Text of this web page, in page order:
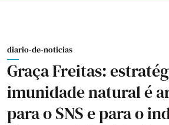
diario-de-noticias
Graça Freitas:
imunidade natural é
para o SNS e para o